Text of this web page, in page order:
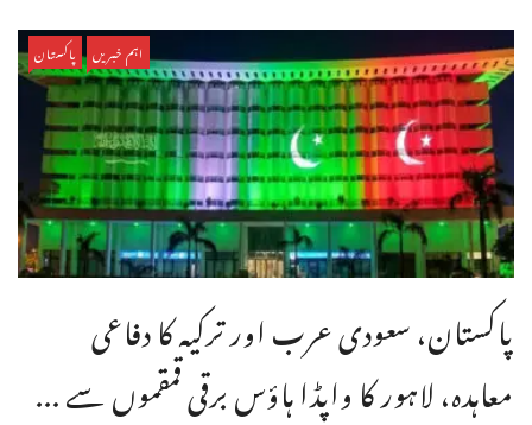
اہم خبریں پاکستان
پاکستان، سعودی عرب اور ترکیہ کا دفاعی
معاہدہ، لاہور کا واپڈا ہاؤس برقی قمقموں سے ...